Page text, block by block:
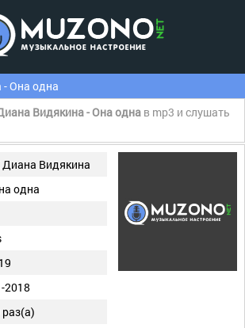
- Она одна
Видякина - Она одна в mp3 и слушать
Диана Видякина
одна
2018
раз(а)